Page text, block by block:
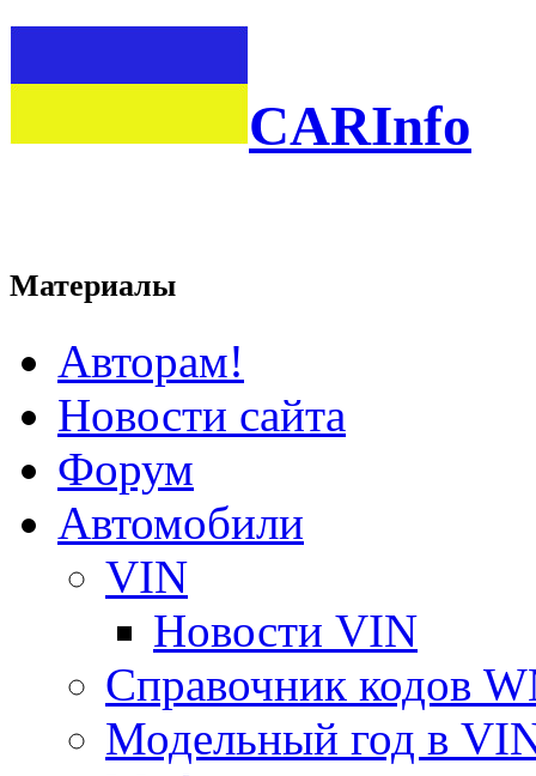
CARInfo
Материалы
Авторам!
Новости сайта
Форум
Автомобили
VIN
Новости VIN
Справочник кодов
Модельный год в